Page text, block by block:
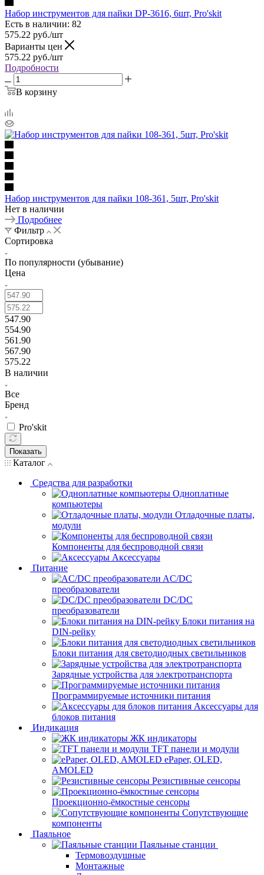
Набор инструментов для пайки DP-3616, 6шт, Pro'skit
Есть в наличии: 82
575.22 руб./шт
Варианты цен
575.22 руб./шт
Подробности
В корзину
Набор инструментов для пайки 108-361, 5шт, Pro'skit
Нет в наличии
Подробнее
Фильтр
Сортировка
По популярности (убывание)
Цена
547.90
554.90
561.90
567.90
575.22
В наличии
Все
Бренд
Pro'skit
Показать
Каталог
Средства для разработки
Одноплатные
компьютеры
Отладочные платы,
модули
Компоненты для беспроводной связи
Аксессуары
Питание
AC/DC
преобразователи
DC/DC
преобразователи
Блоки питания на
DIN-рейку
Блоки питания для светодиодных светильников
Зарядные устройства для электротранспорта
Программируемые источники питания
Аксессуары для
блоков питания
Индикация
ЖК индикаторы
TFT панели и модули
ePaper, OLED,
AMOLED
Резистивные сенсоры
Проекционно-ёмкостные сенсоры
Сопутствующие
компоненты
Паяльное
Паяльные станции
Термовоздушные
Монтажные